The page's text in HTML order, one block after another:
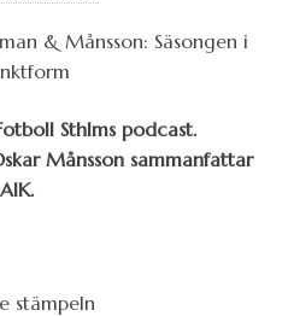
Sthlms podcast.
Månsson sammanfattar
stämpeln